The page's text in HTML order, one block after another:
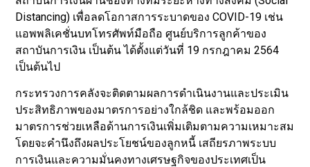
Distancing) เพื่อลดโอกาสการระบาดของ COVID-19 เช่น
แอพพลิเคชั่นบทโทรศัพท์มือถือ ศูนย์บริการลูกค้าของ
สถาบันการเงิน เป็นต้น ได้ตั้งแต่วันที่ 19 กรกฎาคม 2564
เป็นต้นไป
กระทรวงการคลังจะติดตามผลการดำเนินงานและประเมิน
ประสิทธิภาพของมาตรการอย่างใกล้ชิด และพร้อมออก
มาตรการช่วยเหลือด้านการเงินเพิ่มเติมตามความเหมาะสม
โดยจะคำนึงถึงผลประโยชน์ของลูกหนี้ เสถียรภาพระบบ
การเงินและความมั่นคงทางเศรษฐกิจของประเทศเป็น